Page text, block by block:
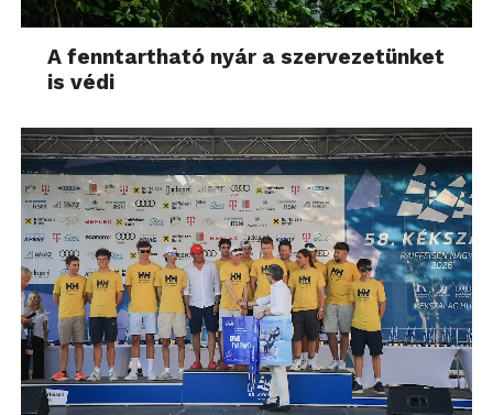
A fenntartható nyár a szervezetünket
is védi